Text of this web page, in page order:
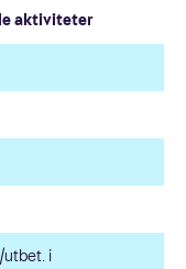
aktiviteter
utbet. i